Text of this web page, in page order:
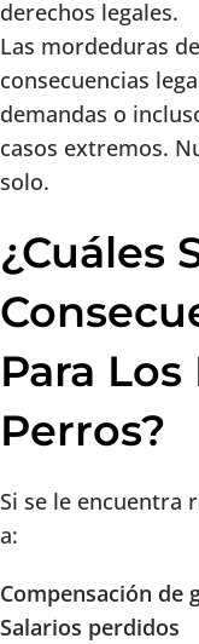
derechos legales.
Las mordeduras
consecuencias
demandas o
casos extremos.
solo.
¿Cuáles
Para
Perros?
Si se le encuentra
a:
Compensación de
Salarios perdidos